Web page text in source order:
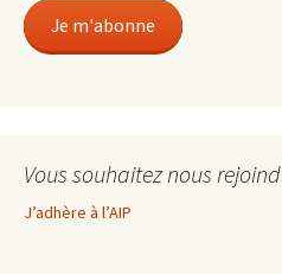
Je m'abonne
Vous souhaitez nous
J’adhère à l’AIP